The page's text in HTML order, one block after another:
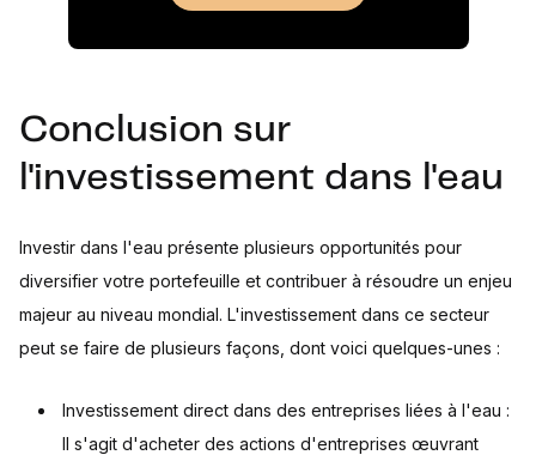
Conclusion sur
l'investissement dans l'eau
Investir dans l'eau présente plusieurs opportunités pour
diversifier votre portefeuille et contribuer à résoudre un enjeu
majeur au niveau mondial. L'investissement dans ce secteur
peut se faire de plusieurs façons, dont voici quelques-unes :
Investissement direct dans des entreprises liées à l'eau :
Il s'agit d'acheter des actions d'entreprises œuvrant